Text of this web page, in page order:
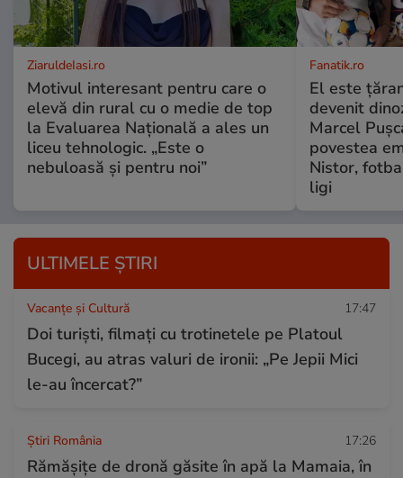
ZiaruldeIasi.ro
Motivul interesant pentru care o
elevă din rural cu o medie de top
la Evaluarea Națională a ales un
liceu tehnologic. „Este o
nebuloasă și pentru noi”
Fanatik.ro
El este
devenit
Marcel
povestea
Nistor,
ligi
ULTIMELE ȘTIRI
Vacanțe și Cultură 17:47
Doi turiști, filmați cu trotinetele pe Platoul
Bucegi, au atras valuri de ironii: „Pe Jepii Mici
le-au încercat?”
Știri România 17:26
Rămășițe de dronă găsite în apă la Mamaia, în